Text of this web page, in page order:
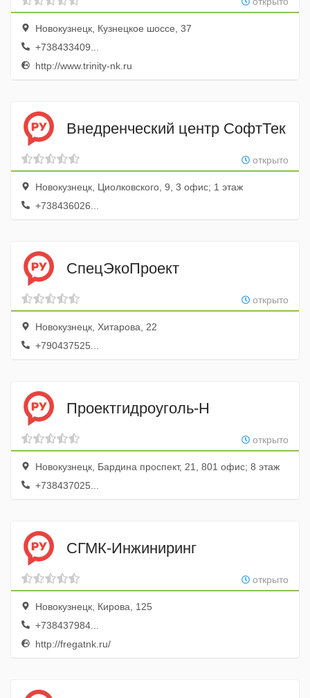
Новокузнецк, Кузнецкое шоссе, 37
+738433409...
http://www.trinity-nk.ru
Внедренческий центр СофтТек
открыто
Новокузнецк, Циолковского, 9, 3 офис; 1 этаж
+738436026...
СпецЭкоПроект
открыто
Новокузнецк, Хитарова, 22
+790437525...
Проектгидроуголь-Н
открыто
Новокузнецк, Бардина проспект, 21, 801 офис; 8 этаж
+738437025...
СГМК-Инжиниринг
открыто
Новокузнецк, Кирова, 125
+738437984...
http://fregatnk.ru/